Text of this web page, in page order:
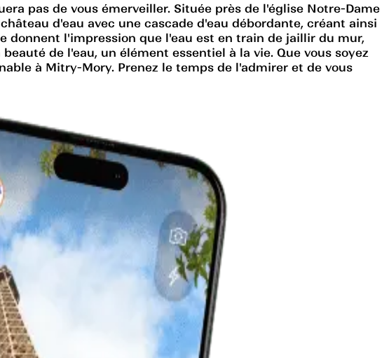
pas de vous émerveiller. Située près de l'église Notre-Dame
d'eau avec une cascade d'eau débordante, créant ainsi
donnent l'impression que l'eau est en train de jaillir du mur,
de l'eau, un élément essentiel à la vie. Que vous soyez
à Mitry-Mory. Prenez le temps de l'admirer et de vous